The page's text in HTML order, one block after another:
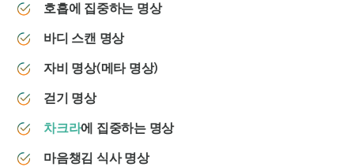
호흡에 집중하는 명상
바디 스캔 명상
자비 명상(메타 명상)
걷기 명상
차크라에 집중하는 명상
마음챙김 식사 명상